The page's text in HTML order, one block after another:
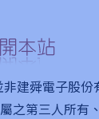
建舜電子股份
之第三人所有